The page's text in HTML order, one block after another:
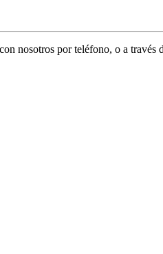
nosotros por teléfono, o a través